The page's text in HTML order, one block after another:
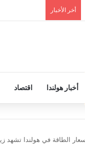
أخر الأخبار
أخبار هولندا اقتصاد
الطاقة في هولندا تشهد